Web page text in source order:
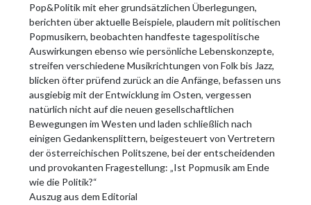
Pop&Politik mit eher grundsätzlichen Überlegungen,
berichten über aktuelle Beispiele, plaudern mit politischen
Popmusikern, beobachten handfeste tagespolitische
Auswirkungen ebenso wie persönliche Lebenskonzepte,
streifen verschiedene Musikrichtungen von Folk bis Jazz,
blicken öfter prüfend zurück an die Anfänge, befassen uns
ausgiebig mit der Entwicklung im Osten, vergessen
natürlich nicht auf die neuen gesellschaftlichen
Bewegungen im Westen und laden schließlich nach
einigen Gedankensplittern, beigesteuert von Vertretern
der österreichischen Politszene, bei der entscheidenden
und provokanten Fragestellung: „Ist Popmusik am Ende
wie die Politik?“
Auszug aus dem Editorial